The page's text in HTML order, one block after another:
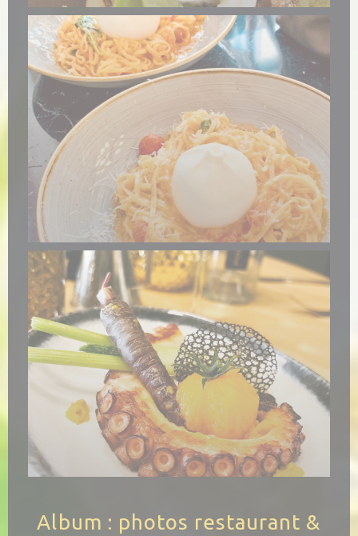
Album : photos restaurant &